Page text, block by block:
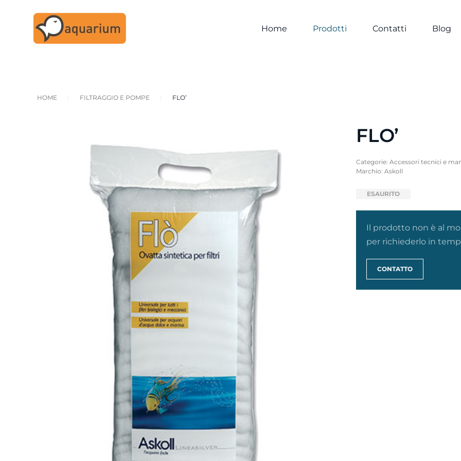
Skip to main content Home Prodotti Contatti Blog
HOME FILTRAGGIO E POMPE FLO’
FLO’
Categorie: Accessori tecnici e
Marchio: Askoll
ESAURITO
Il prodotto non è al
per richiederlo in
CONTATTO